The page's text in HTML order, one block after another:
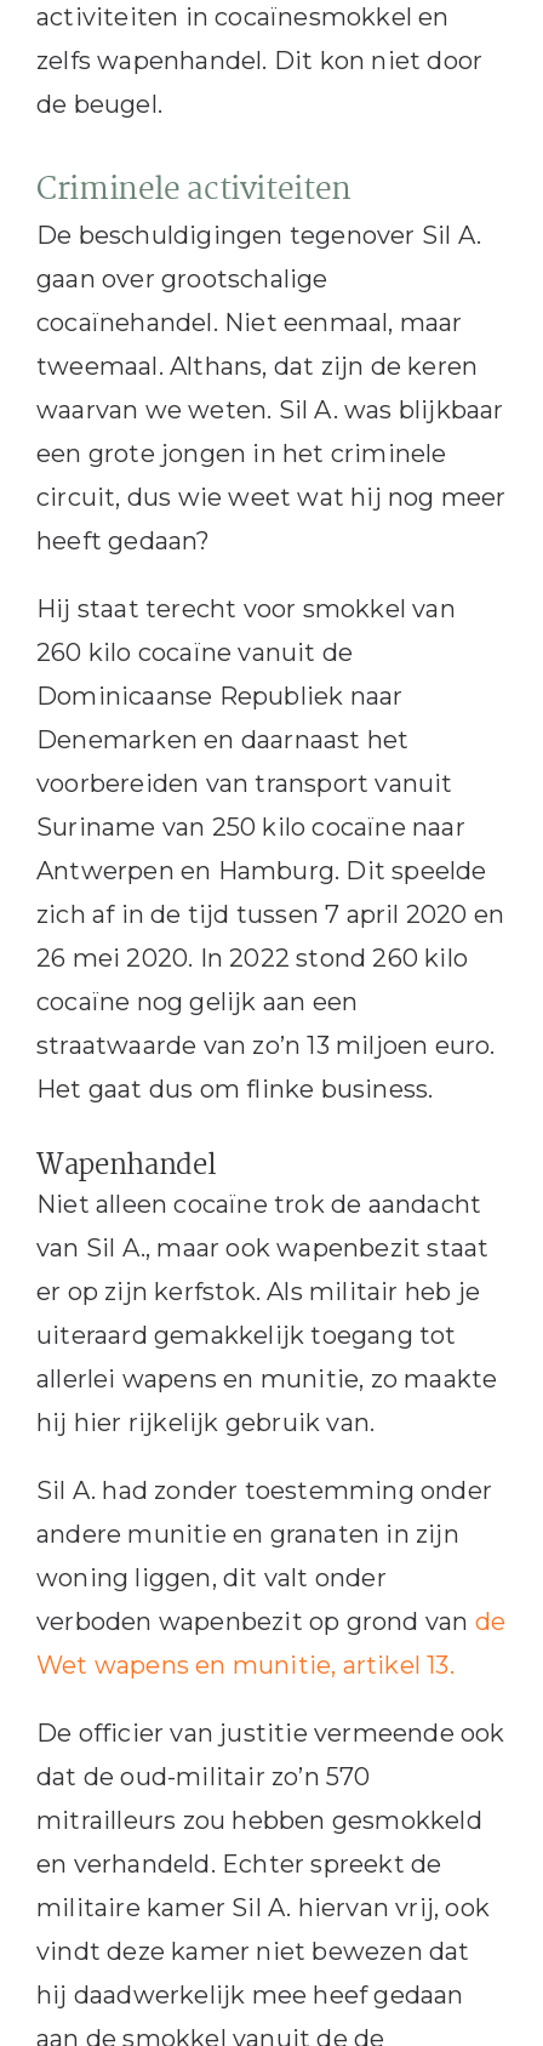
activiteiten in cocaïnesmokkel en
zelfs wapenhandel. Dit kon niet door
de beugel.
Criminele activiteiten
De beschuldigingen tegenover Sil A.
gaan over grootschalige
cocaïnehandel. Niet eenmaal, maar
tweemaal. Althans, dat zijn de keren
waarvan we weten. Sil A. was blijkbaar
een grote jongen in het criminele
circuit, dus wie weet wat hij nog meer
heeft gedaan?
Hij staat terecht voor smokkel van
260 kilo cocaïne vanuit de
Dominicaanse Republiek naar
Denemarken en daarnaast het
voorbereiden van transport vanuit
Suriname van 250 kilo cocaïne naar
Antwerpen en Hamburg. Dit speelde
zich af in de tijd tussen 7 april 2020 en
26 mei 2020. In 2022 stond 260 kilo
cocaïne nog gelijk aan een
straatwaarde van zo’n 13 miljoen euro.
Het gaat dus om flinke business.
Wapenhandel
Niet alleen cocaïne trok de aandacht
van Sil A., maar ook wapenbezit staat
er op zijn kerfstok. Als militair heb je
uiteraard gemakkelijk toegang tot
allerlei wapens en munitie, zo maakte
hij hier rijkelijk gebruik van.
Sil A. had zonder toestemming onder
andere munitie en granaten in zijn
woning liggen, dit valt onder
verboden wapenbezit op grond van de
Wet wapens en munitie, artikel 13.
De officier van justitie vermeende ook
dat de oud-militair zo’n 570
mitrailleurs zou hebben gesmokkeld
en verhandeld. Echter spreekt de
militaire kamer Sil A. hiervan vrij, ook
vindt deze kamer niet bewezen dat
hij daadwerkelijk mee heef gedaan
aan de smokkel vanuit de de